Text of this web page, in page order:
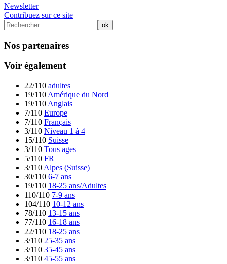
Newsletter
Contribuez sur ce site
Nos partenaires
Voir également
22/110 adultes
19/110 Amérique du Nord
19/110 Anglais
7/110 Europe
7/110 Français
3/110 Niveau 1 à 4
15/110 Suisse
3/110 Tous ages
5/110 FR
3/110 Alpes (Suisse)
30/110 6-7 ans
19/110 18-25 ans/Adultes
110/110 7-9 ans
104/110 10-12 ans
78/110 13-15 ans
77/110 16-18 ans
22/110 18-25 ans
3/110 25-35 ans
3/110 35-45 ans
3/110 45-55 ans